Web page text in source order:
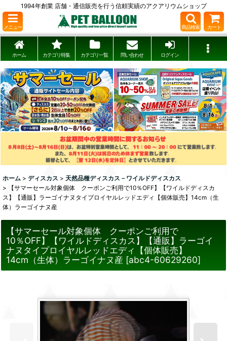
1994年創業 店舗・通信販売を行う信頼実績のアクアリウムショップ
メニュー 商品検索 カート
ホーム カテゴリ特集 カテゴリ一覧 問い合わせ ログイン
ホーム > ディスカス > 天然品種ディスカス－ワイルドディスカス
>
【サマーセール対象個体 クーポンご利用で10％OFF】【ワイルドディスカ
ス】【通販】ラーゴイナヌタイプロイヤルレッドエディ【個体販売】14cm（生
体）ラーゴイナヌ産
【サマーセール対象個体 クーポンご利用で
10％OFF】【ワイルドディスカス】【通販】ラーゴイ
ナヌタイプロイヤルレッドエディ【個体販売】
14cm（生体）ラーゴイナヌ産 [abc4-60629260]